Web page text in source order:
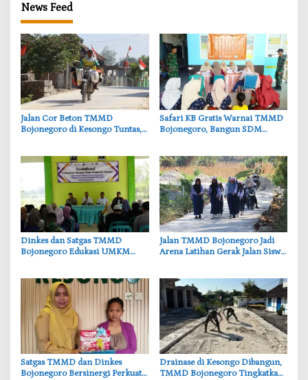
News Feed
‎Jalan Cor Beton TMMD
Bojonegoro di Kesongo Tuntas,
‎Safari KB Gratis Warnai TMMD
Bojonegoro, Bangun SDM
‎Dinkes dan Satgas TMMD
Bojonegoro Edukasi UMKM
‎Jalan TMMD Bojonegoro Jadi
Arena Latihan Gerak Jalan Siswa
‎Satgas TMMD dan Dinkes
Bojonegoro Bersinergi Perkuat
‎Drainase di Kesongo Dibangun,
TMMD Bojonegoro Tingkatkan